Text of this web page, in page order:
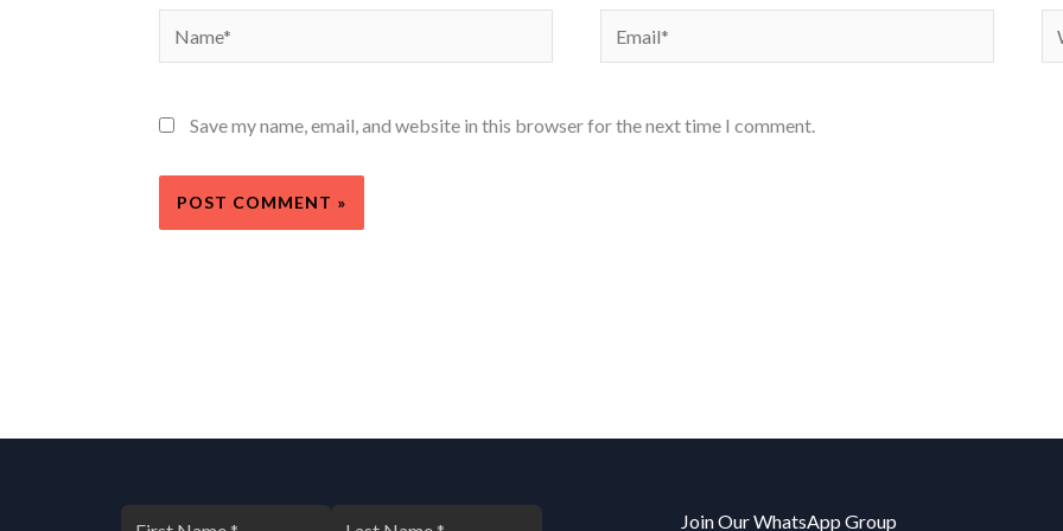
Name* Email*
Save my name, email, and website in this browser for the next time I comment.
Join Our WhatsApp Group